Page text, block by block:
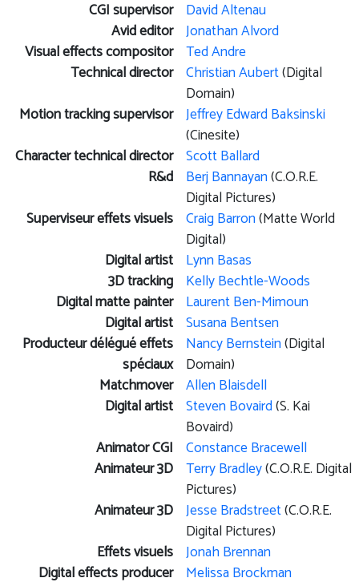
CGI supervisor David Altenau
Avid editor Jonathan Alvord
Visual effects compositor Ted Andre
Technical director Christian Aubert(Digital
Domain)
Motion tracking supervisor Jeffrey Edward Baksinski
(Cinesite)
Character technical director Scott Ballard
R&d Berj Bannayan(C.O.R.E.
Digital Pictures)
Superviseur effets visuels Craig Barron(Matte World
Digital)
Digital artist Lynn Basas
3D tracking Kelly Bechtle-Woods
Digital matte painter Laurent Ben-Mimoun
Digital artist Susana Bentsen
Producteur délégué effets
spéciaux
Nancy Bernstein(Digital
Domain)
Matchmover Allen Blaisdell
Digital artist Steven Bovaird(S. Kai
Bovaird)
Animator CGI Constance Bracewell
Animateur 3D Terry Bradley(C.O.R.E. Digital
Pictures)
Animateur 3D Jesse Bradstreet(C.O.R.E.
Digital Pictures)
Effets visuels Jonah Brennan
Digital effects producer Melissa Brockman